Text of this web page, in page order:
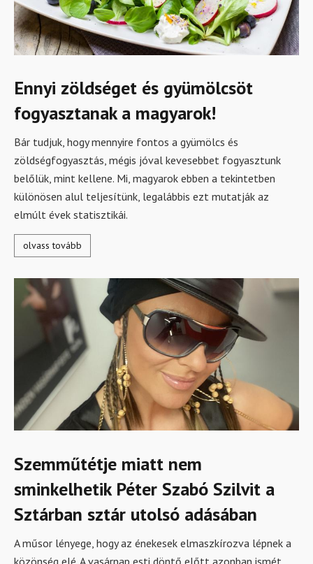
Ennyi zöldséget és gyümölcsöt
fogyasztanak a magyarok!
Bár tudjuk, hogy mennyire fontos a gyümölcs és
zöldségfogyasztás, mégis jóval kevesebbet fogyasztunk
belőlük, mint kellene. Mi, magyarok ebben a tekintetben
különösen alul teljesítünk, legalábbis ezt mutatják az
elmúlt évek statisztikái.
olvass tovább
Szemműtétje miatt nem
sminkelhetik Péter Szabó Szilvit a
Sztárban sztár utolsó adásában
A műsor lényege, hogy az énekesek elmaszkírozva lépnek a
közönség elé. A vasárnap esti döntő előtt azonban ismét